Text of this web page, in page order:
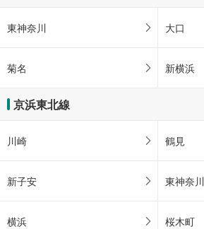
東神奈川 大口
菊名 新横浜
京浜東北線
川崎 鶴見
新子安 東神奈川
横浜 桜木町